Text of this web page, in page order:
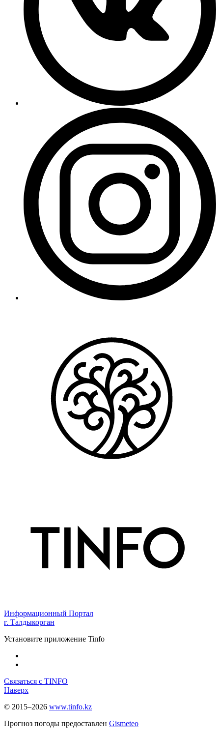
Информационный Портал
г. Талдыкорган
Установите приложение Tinfo
Связаться с TINFO
Наверх
© 2015–2026 www.tinfo.kz
Прогноз погоды предоставлен Gismeteo